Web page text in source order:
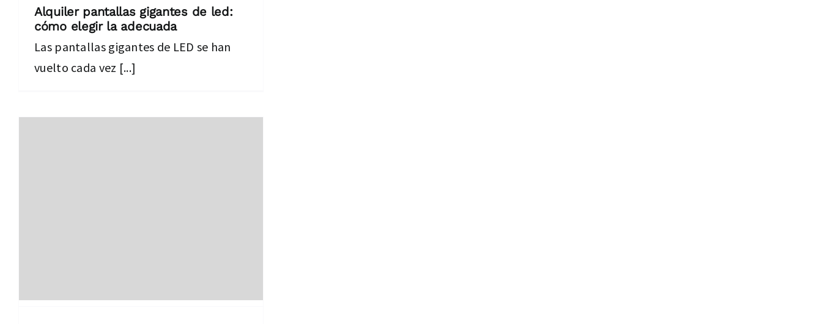
Alquiler pantallas gigantes de led:
cómo elegir la adecuada
Las pantallas gigantes de LED se han
vuelto cada vez [...]